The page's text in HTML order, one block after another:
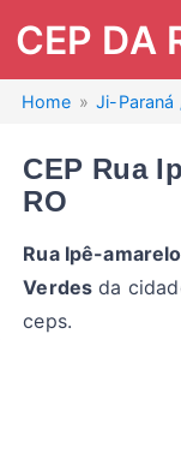
CEP DA
Home Ji-Paraná
CEP Rua
RO
Rua Ipê-amarelo
Verdes da
ceps.